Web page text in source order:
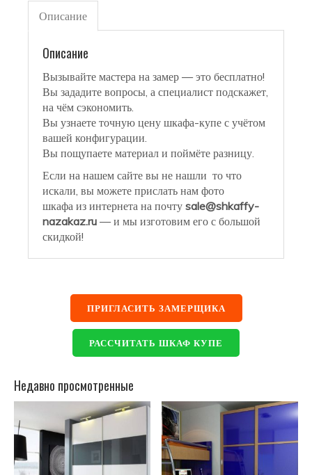
Описание
Описание
Вызывайте мастера на замер — это бесплатно!
Вы зададите вопросы, а специалист подскажет,
на чём сэкономить.
Вы узнаете точную цену шкафа-купе с учётом
вашей конфигурации.
Вы пощупаете материал и поймёте разницу.
Если на нашем сайте вы не нашли то что
искали, вы можете прислать нам фото
шкафа из интернета на почту sale@shkaffy-
nazakaz.ru — и мы изготовим его с большой
скидкой!
ПРИГЛАСИТЬ ЗАМЕРЩИКА
РАССЧИТАТЬ ШКАФ КУПЕ
Недавно просмотренные